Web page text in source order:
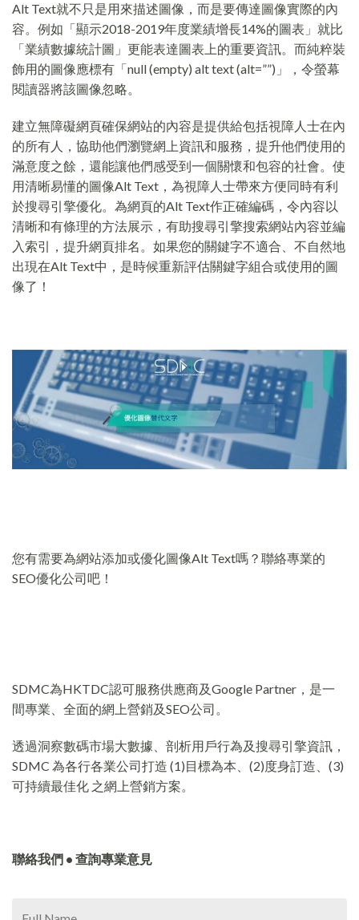
Alt Text就不只是用來描述圖像，而是要傳達圖像實際的內
容。例如「顯示2018-2019年度業績增長14%的圖表」就比
「業績數據統計圖」更能表達圖表上的重要資訊。而純粹裝
飾用的圖像應標有「null (empty) alt text (alt=””)」，令螢幕
閱讀器將該圖像忽略。
建立無障礙網頁確保網站的內容是提供給包括視障人士在內
的所有人，協助他們瀏覽網上資訊和服務，提升他們使用的
滿意度之餘，還能讓他們感受到一個關懷和包容的社會。使
用清晰易懂的圖像Alt Text，為視障人士帶來方便同時有利
於搜尋引擎優化。為網頁的Alt Text作正確編碼，令內容以
清晰和有條理的方法展示，有助搜尋引擎搜索網站內容並編
入索引，提升網頁排名。如果您的關鍵字不適合、不自然地
出現在Alt Text中，是時候重新評估關鍵字組合或使用的圖
像了！
您有需要為網站添加或優化圖像Alt Text嗎？聯絡專業的
SEO優化公司吧！
SDMC為HKTDC認可服務供應商及Google Partner，是一
間專業、全面的網上營銷及SEO公司。
透過洞察數碼市場大數據、剖析用戶行為及搜尋引擎資訊，
SDMC 為各行各業公司打造 (1)目標為本、(2)度身訂造、(3)
可持續最佳化 之網上營銷方案。
聯絡我們 • 查詢專業意見